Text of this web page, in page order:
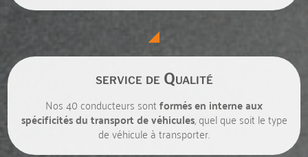
service de Qualité
Nos 40 conducteurs sontformés en interne aux
spécificités du transport de véhicules, quel que soit le type
de véhicule à transporter.